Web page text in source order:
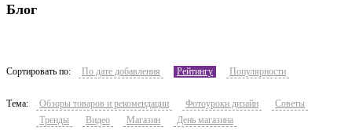
Блог
Сортировать по: По дате добавления Рейтингу Популярности
Тема: Обзоры товаров и рекомендации Фотоуроки дизайн
Советы
Тренды
Видео Магазин День магазина